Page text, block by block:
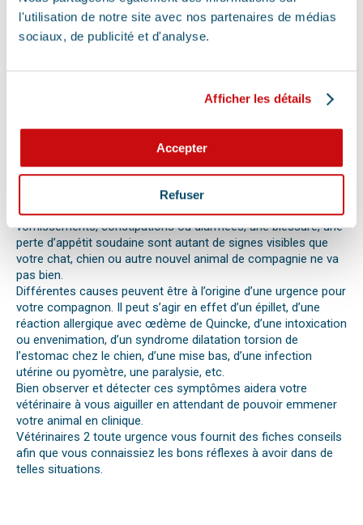
l'utilisation de notre site avec nos partenaires de médias
sociaux, de publicité et d'analyse.
Afficher les détails
Accepter
Refuser
perdre nos moyens. En effet, s’il n’est pas possible de se
préparer totalement à ce type d’événement, certains gestes
peuvent être salvateurs.
vétérinaire la plus proche de votre domicile. Il est important
sécurité de votre animal pour ne pas empirer la situation.
Pour pouvoir détecter un mal-être chez son animal et décrire
signaux. Tout comportement anormal ou abattement doit
Les difficultés respiratoires, pertes de conscience, les
vomissements, constipations ou diarrhées, une blessure, une
perte d’appétit soudaine sont autant de signes visibles que
votre chat, chien ou autre nouvel animal de compagnie ne va
pas bien.
Différentes causes peuvent être à l’origine d’une urgence pour
votre compagnon. Il peut s’agir en effet d’un épillet, d’une
réaction allergique avec œdème de Quincke, d’une intoxication
ou envenimation, d’un syndrome dilatation torsion de
l’estomac chez le chien, d’une mise bas, d’une infection
utérine ou pyomètre, une paralysie, etc.
Bien observer et détecter ces symptômes aidera votre
vétérinaire à vous aiguiller en attendant de pouvoir emmener
votre animal en clinique.
Vétérinaires 2 toute urgence vous fournit des fiches conseils
afin que vous connaissiez les bons réflexes à avoir dans de
telles situations.